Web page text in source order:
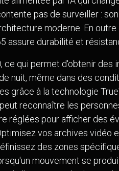
pas de surveiller :
moderne. En
assure durabilité et
ce qui permet d'obtenir des
nuit, même dans des
grâce à la technologie
reconnaître les
réglées pour afficher des
vos archives vidéo
des zones
mouvement se